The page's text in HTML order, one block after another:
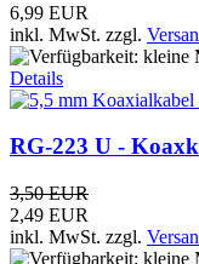
6,99 EUR
inkl. MwSt. zzgl.
Details
RG-223 U -
3,50 EUR
2,49 EUR
inkl. MwSt. zzgl.